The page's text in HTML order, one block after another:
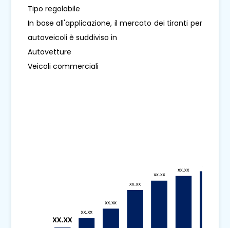
Tipo regolabile
In base all'applicazione, il mercato dei tiranti per
autoveicoli è suddiviso in
Autovetture
Veicoli commerciali